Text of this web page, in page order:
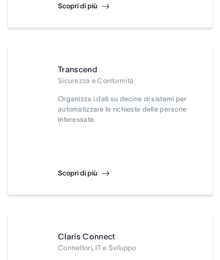
Scopri di più
Transcend
Sicurezza e Conformità
Organizza i dati su decine di sistemi per
automatizzare le richieste delle persone
interessate.
Scopri di più
Claris Connect
Connettori, IT e Sviluppo